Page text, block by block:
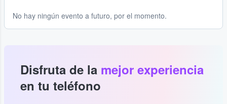
No hay ningún evento a futuro, por el momento.
Disfruta de la mejor experiencia
en tu teléfono